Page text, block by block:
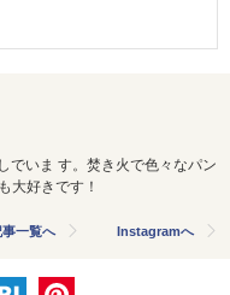
でいま す。焚き火で色々なパン
大好きです！
事一覧へ Instagramへ